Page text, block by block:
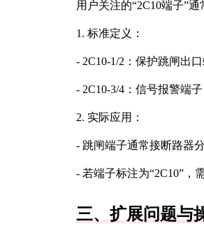
用户关注的“2C10端子”
1. 标准定义：
- 2C10-1/2：保护跳闸出
- 2C10-3/4：信号报警端
2. 实际应用：
- 跳闸端子通常接断路器
- 若端子标注为“2C10”，
三、扩展问题与